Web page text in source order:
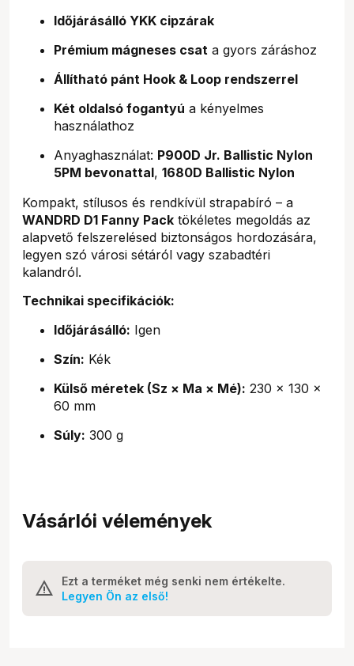
Időjárásálló YKK cipzárak
Prémium mágneses csat a gyors záráshoz
Állítható pánt Hook & Loop rendszerrel
Két oldalsó fogantyú a kényelmes
használathoz
Anyaghasználat: P900D Jr. Ballistic Nylon
5PM bevonattal, 1680D Ballistic Nylon
Kompakt, stílusos és rendkívül strapabíró – a
WANDRD D1 Fanny Pack tökéletes megoldás az
alapvető felszerelésed biztonságos hordozására,
legyen szó városi sétáról vagy szabadtéri
kalandról.
Technikai specifikációk:
Időjárásálló: Igen
Szín: Kék
Külső méretek (Sz × Ma × Mé): 230 × 130 ×
60 mm
Súly: 300 g
Vásárlói vélemények
Ezt a terméket még senki nem értékelte.
Legyen Ön az első!